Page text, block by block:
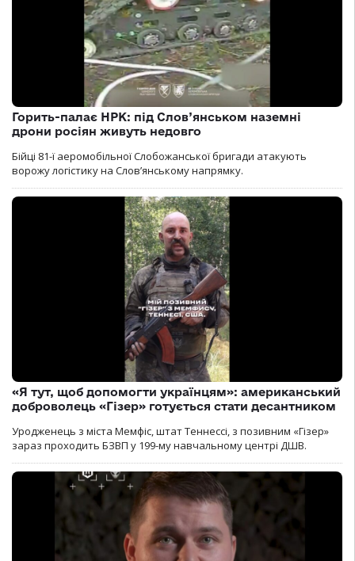
Горить-палає НРК: під Слов’янськом наземні
дрони росіян живуть недовго
Бійці 81-ї аеромобільної Слобожанської бригади атакують
ворожу логістику на Словʼянському напрямку.
«Я тут, щоб допомогти українцям»: американський
доброволець «Гізер» готується стати десантником
Уродженець з міста Мемфіс, штат Теннессі, з позивним «Гізер»
зараз проходить БЗВП у 199-му навчальному центрі ДШВ.